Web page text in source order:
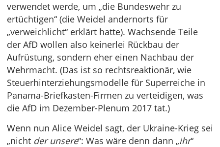
verwendet werde, um „die Bundeswehr zu
ertüchtigen“ (die Weidel andernorts für
„verweichlicht“ erklärt hatte). Wachsende Teile
der AfD wollen also keinerlei Rückbau der
Aufrüstung, sondern eher einen Nachbau der
Wehrmacht. (Das ist so rechtsreaktionär, wie
Steuerhinterziehungsmodelle für Superreiche in
Panama-Briefkasten-Firmen zu verteidigen, was
die AfD im Dezember-Plenum 2017 tat.)
Wenn nun Alice Weidel sagt, der Ukraine-Krieg sei
„nicht der unsere“: Was wäre denn dann „ihr“